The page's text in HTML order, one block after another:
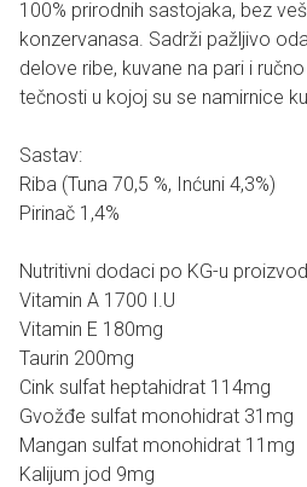
100% prirodnih sastojaka, bez
konzervanasa. Sadrži pažljivo
delove ribe, kuvane na pari i
tečnosti u kojoj su se namirnice
Sastav:
Riba (Tuna 70,5 %, Inćuni 4,3%)
Pirinač 1,4%
Nutritivni dodaci po KG-u
Vitamin A 1700 I.U
Vitamin E 180mg
Taurin 200mg
Cink sulfat heptahidrat 114mg
Gvožđe sulfat monohidrat 31mg
Mangan sulfat monohidrat 11mg
Kalijum jod 9mg